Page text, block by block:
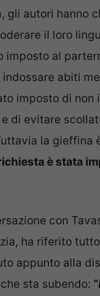
gli autori hanno
il loro
imposto al
abiti
imposto di non
di evitare
la gieffina
è stata
con
ha riferito
appunto alla
sta subendo: “